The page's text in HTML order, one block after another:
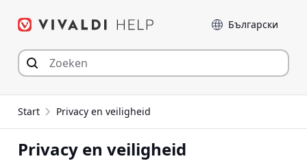
naar
Taal
Start Privacy en veiligheid
Privacy en veiligheid